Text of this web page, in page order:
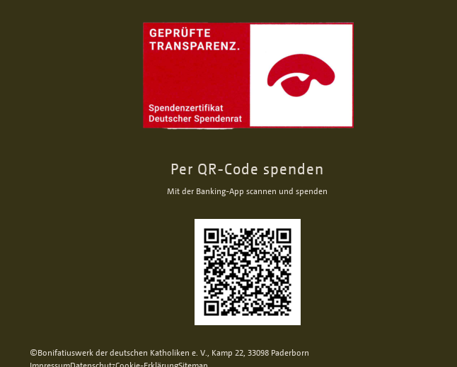
Per QR-Code spenden
Mit der Banking-App scannen und spenden
©Bonifatiuswerk der deutschen Katholiken e. V., Kamp 22, 33098 Paderborn